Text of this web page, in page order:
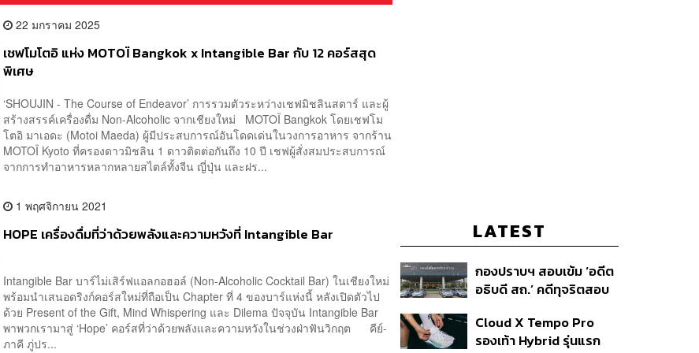
22 มกราคม 2025
เชฟโมโตอิ แห่ง MOTOÏ Bangkok x Intangible Bar กับ 12 คอร์สสุด
พิเศษ
‘SHOUJIN - The Course of Endeavor’ การรวมตัวระหว่างเชฟมิชลินสตาร์ และผู้
สร้างสรรค์เครื่องดื่ม Non-Alcoholic จากเชียงใหม่ MOTOÏ Bangkok โดยเชฟโม
โตอิ มาเอดะ (Motoi Maeda) ผู้มีประสบการณ์อันโดดเด่นในวงการอาหาร จากร้าน
MOTOÏ Kyoto ที่ครองดาวมิชลิน 1 ดาวติดต่อกันถึง 10 ปี เชฟผู้สั่งสมประสบการณ์
จากการทำอาหารหลากหลายสไตล์ทั้งจีน ญี่ปุ่น และฝร...
1 พฤศจิกายน 2021
HOPE เครื่องดื่มที่ว่าด้วยพลังและความหวังที่ Intangible Bar
Intangible Bar บาร์ไม่เสิร์ฟแอลกอฮอล์ (Non-Alcoholic Cocktail Bar) ในเชียงใหม่
พร้อมนำเสนอดริงก์คอร์สใหม่ที่ถือเป็น Chapter ที่ 4 ของบาร์แห่งนี้ หลังเปิดตัวไป
ด้วย Present of the Gift, Mind Whispering และ Dilema ปัจจุบัน Intangible Bar
พาพวกเรามาสู่ ‘Hope’ คอร์สที่ว่าด้วยพลังและความหวังในช่วงฝ่าฟันวิกฤต คีย์-
ภาคี ภู่ปร...
LATEST
กองปราบฯ สอบเข้ม ‘อดีต
อธิบดี สถ.’ คดีทุจริตสอบ
จ่อชง ป.ป.ช. 12 ส.ค. นี้
Cloud X Tempo Pro
รองเท้า Hybrid รุ่นแรก